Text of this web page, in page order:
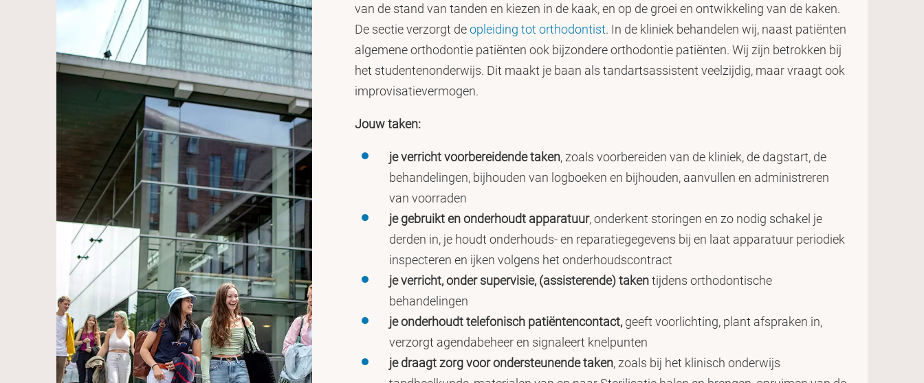
van de stand van tanden en kiezen in de kaak, en op de groei en ontwikkeling van de kaken.
De sectie verzorgt deopleiding tot orthodontist. In de kliniek behandelen wij, naast patiënten
algemene orthodontie patiënten ook bijzondere orthodontie patiënten. Wij zijn betrokken bij
het studentenonderwijs. Dit maakt je baan als tandartsassistent veelzijdig, maar vraagt ook
improvisatievermogen.
Jouw taken:
je verricht voorbereidende taken, zoals voorbereiden van de kliniek, de dagstart, de
behandelingen, bijhouden van logboeken en bijhouden, aanvullen en administreren
van voorraden
je gebruikt en onderhoudt apparatuur, onderkent storingen en zo nodig schakel je
derden in, je houdt onderhouds- en reparatiegegevens bij en laat apparatuur periodiek
inspecteren en ijken volgens het onderhoudscontract
je verricht,onder supervisie, (assisterende) takentijdens orthodontische
behandelingen
je onderhoudt telefonisch patiëntencontact,geeft voorlichting, plant afspraken in,
verzorgt agendabeheer en signaleert knelpunten
je draagt zorg voor ondersteunende taken, zoals bij het klinisch onderwijs